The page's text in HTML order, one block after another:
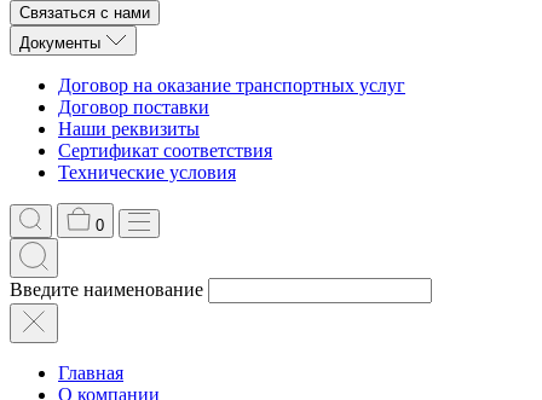
Связаться с нами
Документы
Договор на оказание транспортных услуг
Договор поставки
Наши реквизиты
Сертификат соответствия
Технические условия
0
Введите наименование
Главная
О компании